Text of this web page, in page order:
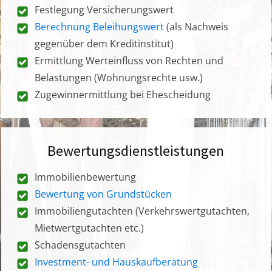
Festlegung Versicherungswert
Berechnung Beleihungswert(als Nachweis
gegenüber dem Kreditinstitut)
Ermittlung Werteinfluss von Rechten und
Belastungen (Wohnungsrechte usw.)
Zugewinnermittlung bei Ehescheidung
Bewertungsdienstleistungen
Immobilienbewertung
Bewertung von Grundstücken
Immobiliengutachten (Verkehrswertgutachten,
Mietwertgutachten etc.)
Schadensgutachten
Investment- und Hauskaufberatung